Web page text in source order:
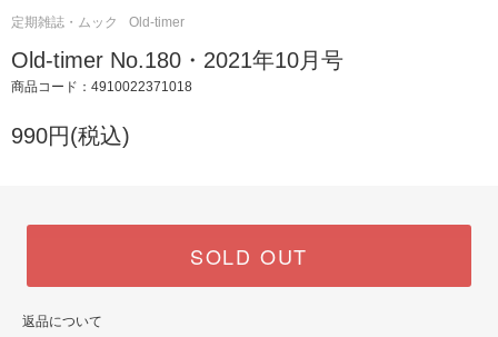
定期雑誌・ムック Old-timer
Old-timer No.180・2021年10月号
商品コード：4910022371018
990円(税込)
SOLD OUT
返品について